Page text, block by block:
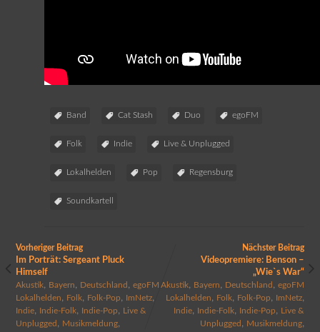
Band Cat Stash Duo egoFM
Folk Indie Live & Unplugged
Lokalhelden Pop Regensburg
Soundkartell
Vorheriger Beitrag
Im Porträt: Sergeant Pluck
Himself
Akustik, Bayern, Deutschland , egoFM
Lokalhelden, Folk, Folk-Pop, ImNetz,
Indie, Indie-Folk, Indie-Pop,
Live &
Unplugged , Musikmeldung,
Nächster Beitrag
Videopremiere: Benson –
„Wie`s War“
Akustik, Bayern, Deutschland ,egoFM
Lokalhelden, Folk, Folk-Pop, ImNetz,
Indie, Indie-Folk, Indie-Pop,
Live &
Unplugged , Musikmeldung,